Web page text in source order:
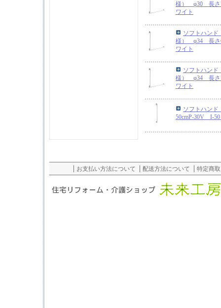
様） φ30 長さ
ワイト
ソフトハン
様） φ34 長さ
ワイト
ソフトハン
様） φ34 長さ
ワイト
ソフトハン
50cmP-30V I-
お支払い方法について 配送方法について 特定商